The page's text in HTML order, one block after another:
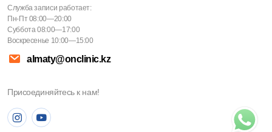
Служба записи работает:
Пн-Пт 08:00—20:00
Суббота 08:00—17:00
Воскресенье 10:00—15:00
almaty@onclinic.kz
Присоединяйтесь к нам!